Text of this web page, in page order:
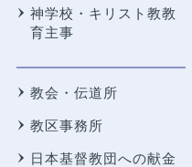
神学校・キリスト教教
育主事
教会・伝道所
教区事務所
日本基督教団への献金